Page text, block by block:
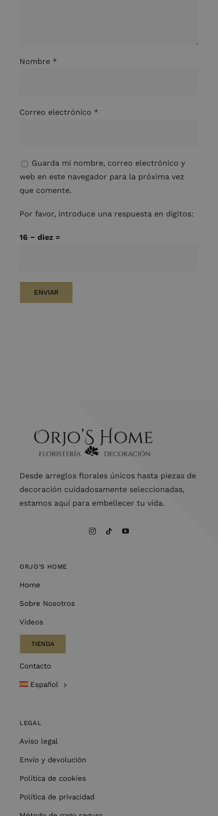
Nombre *
Correo electrónico *
Guarda mi nombre, correo electrónico y
web en este navegador para la próxima vez
que comente.
Por favor, introduce una respuesta en dígitos:
16 − diez =
Desde arreglos florales únicos hasta piezas de
decoración cuidadosamente seleccionadas,
estamos aquí para embellecer tu vida.
ORJO’S HOME
Home
Sobre Nosotros
Vídeos
TIENDA
Contacto
Español
LEGAL
Aviso legal
Envío y devolución
Política de cookies
Política de privacidad